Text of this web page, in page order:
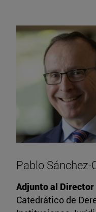
Pablo Sánchez-
Adjunto al Director
Catedrático de